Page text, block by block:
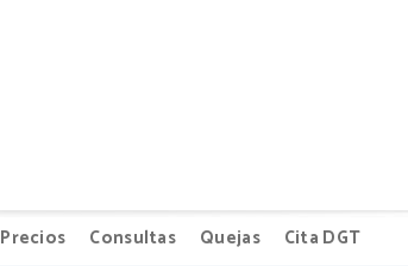
Precios Consultas Quejas Cita DGT